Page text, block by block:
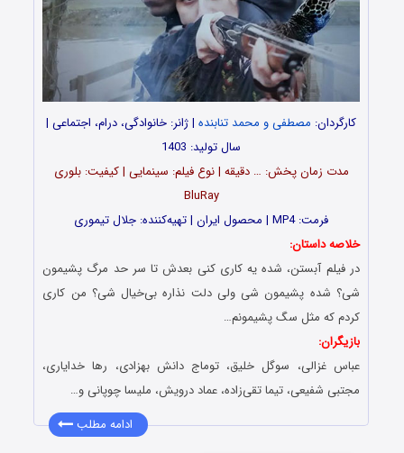
کارگردان: مصطفی و محمد تنابنده | ژانر: خانوادگی، درام، اجتماعی |
سال تولید: 1403
مدت‌‌ زمان پخش: … دقیقه | نوع فیلم: سینمایی | کیفیت: بلوری
BluRay
فرمت: MP4 | محصول ایران | تهیه‎‌کننده: جلال تیموری
خلاصه داستان:
در فیلم آبستن، شده یه کاری کنی بعدش تا سر حد مرگ پشیمون
شی؟ شده پشیمون شی ولی دلت نذاره بی‌خیال شی؟ من کاری
کردم که مثل سگ پشیمونم…
بازیگران:
عباس غزالی، سوگل خلیق، توماج دانش بهزادی، رها خدایاری،
مجتبی شفیعی، تیما تقی‌زاده، عماد درویش، ملیسا چوپانی و…
ادامه مطلب